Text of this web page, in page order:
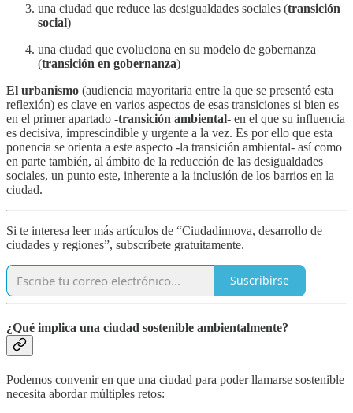
una ciudad que reduce las desigualdades sociales (transición
social)
una ciudad que evoluciona en su modelo de gobernanza
(transición en gobernanza)
El urbanismo (audiencia mayoritaria entre la que se presentó esta
reflexión) es clave en varios aspectos de esas transiciones si bien es
en el primer apartado -transición ambiental- en el que su influencia
es decisiva, imprescindible y urgente a la vez. Es por ello que esta
ponencia se orienta a este aspecto -la transición ambiental- así como
en parte también, al ámbito de la reducción de las desigualdades
sociales, un punto este, inherente a la inclusión de los barrios en la
ciudad.
Si te interesa leer más artículos de “Ciudadinnova, desarrollo de
ciudades y regiones”, subscríbete gratuitamente.
Suscribirse
¿Qué implica una ciudad sostenible ambientalmente?
Podemos convenir en que una ciudad para poder llamarse sostenible
necesita abordar múltiples retos: